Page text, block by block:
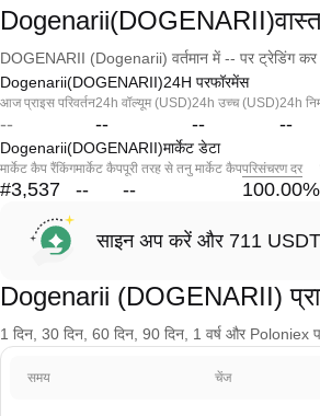
DOGENARII (Dogenarii) वर्तमान में -- पर ट्रेडिंग कर
Dogenarii(DOGENARII)24H परफॉरमेंस
आज प्राइस परिवर्तन
--
24h वॉल्यूम (USD)
--
24h उच्च (USD)
--
24h
--
Dogenarii(DOGENARII)मार्केट डेटा
मार्केट कैप रैंकिंग
#3,537
मार्केट कैप
--
पूरी तरह से तनु मार्केट कैप
--
परिसंचरण दर
100.00%
साइन अप करें और 711 USDT
Dogenarii (DOGENARII)
1 दिन, 30 दिन, 60 दिन, 90 दिन, 1 वर्ष और Poloniex
समय चेंज